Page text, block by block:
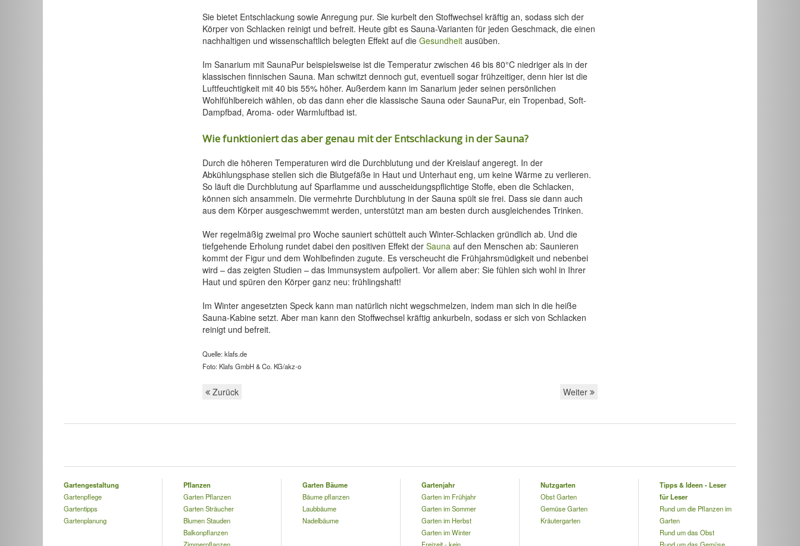
Sie bietet Entschlackung sowie Anregung pur. Sie kurbelt den Stoffwechsel kräftig an, sodass sich der
Körper von Schlacken reinigt und befreit. Heute gibt es Sauna-Varianten für jeden Geschmack, die einen
nachhaltigen und wissenschaftlich belegten Effekt auf die Gesundheit ausüben.
Im Sanarium mit SaunaPur beispielsweise ist die Temperatur zwischen 46 bis 80°C niedriger als in der
klassischen finnischen Sauna. Man schwitzt dennoch gut, eventuell sogar frühzeitiger, denn hier ist die
Luftfeuchtigkeit mit 40 bis 55% höher. Außerdem kann im Sanarium jeder seinen persönlichen
Wohlfühlbereich wählen, ob das dann eher die klassische Sauna oder SaunaPur, ein Tropenbad, Soft-
Dampfbad, Aroma- oder Warmluftbad ist.
Wie funktioniert das aber genau mit der Entschlackung in der Sauna?
Durch die höheren Temperaturen wird die Durchblutung und der Kreislauf angeregt. In der
Abkühlungsphase stellen sich die Blutgefäße in Haut und Unterhaut eng, um keine Wärme zu verlieren.
So läuft die Durchblutung auf Sparflamme und ausscheidungspflichtige Stoffe, eben die Schlacken,
können sich ansammeln. Die vermehrte Durchblutung in der Sauna spült sie frei. Dass sie dann auch
aus dem Körper ausgeschwemmt werden, unterstützt man am besten durch ausgleichendes Trinken.
Wer regelmäßig zweimal pro Woche sauniert schüttelt auch Winter-Schlacken gründlich ab. Und die
tiefgehende Erholung rundet dabei den positiven Effekt der Sauna auf den Menschen ab: Saunieren
kommt der Figur und dem Wohlbefinden zugute. Es verscheucht die Frühjahrsmüdigkeit und nebenbei
wird – das zeigten Studien – das Immunsystem aufpoliert. Vor allem aber: Sie fühlen sich wohl in Ihrer
Haut und spüren den Körper ganz neu: frühlingshaft!
Im Winter angesetzten Speck kann man natürlich nicht wegschmelzen, indem man sich in die heiße
Sauna-Kabine setzt. Aber man kann den Stoffwechsel kräftig ankurbeln, sodass er sich von Schlacken
reinigt und befreit.
Quelle: klafs.de
Foto: Klafs GmbH & Co. KG/akz-o
Zurück Weiter
Gartengestaltung
Gartenpflege
Gartentipps
Gartenplanung
Pflanzen
Garten Pflanzen
Garten Sträucher
Blumen Stauden
Balkonpflanzen
Garten Bäume
Bäume pflanzen
Laubbäume
Nadelbäume
Gartenjahr
Garten im Frühjahr
Garten im Sommer
Garten im Herbst
Garten im Winter
Nutzgarten
Obst Garten
Gemüse Garten
Kräutergarten
Tipps & Ideen - Leser
für Leser
Rund um die Pflanzen im
Garten
Rund um das Obst